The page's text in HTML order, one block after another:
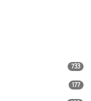
733
177